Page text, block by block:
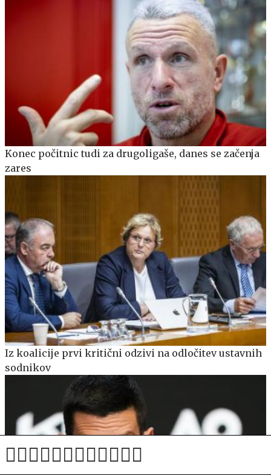
Konec počitnic tudi za drugoligaše, danes se začenja
zares
Iz koalicije prvi kritični odzivi na odločitev ustavnih
sodnikov